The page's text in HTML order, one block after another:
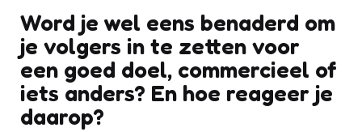
Word je wel eens benaderd om
je volgers in te zetten voor
een goed doel, commercieel of
iets anders? En hoe reageer je
daarop?